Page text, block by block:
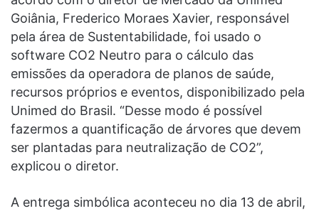
Goiânia, Frederico Moraes Xavier, responsável
pela área de Sustentabilidade, foi usado o
software CO2 Neutro para o cálculo das
emissões da operadora de planos de saúde,
recursos próprios e eventos, disponibilizado pela
Unimed do Brasil. “Desse modo é possível
fazermos a quantificação de árvores que devem
ser plantadas para neutralização de CO2”,
explicou o diretor.
A entrega simbólica aconteceu no dia 13 de abril,